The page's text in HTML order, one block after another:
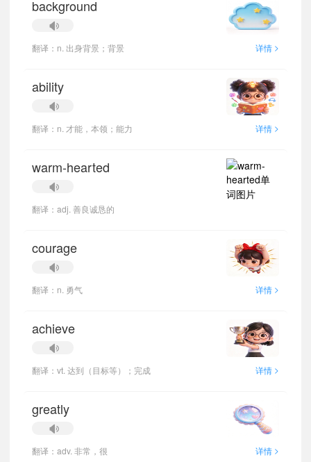
background
翻译：n. 出身背景；背景 详情 >
ability
翻译：n. 才能，本领；能力 详情 >
warm-hearted
翻译：adj. 善良诚恳的
courage
翻译：n. 勇气 详情 >
achieve
翻译：vt. 达到（目标等）；完成 详情 >
greatly
翻译：adv. 非常，很 详情 >